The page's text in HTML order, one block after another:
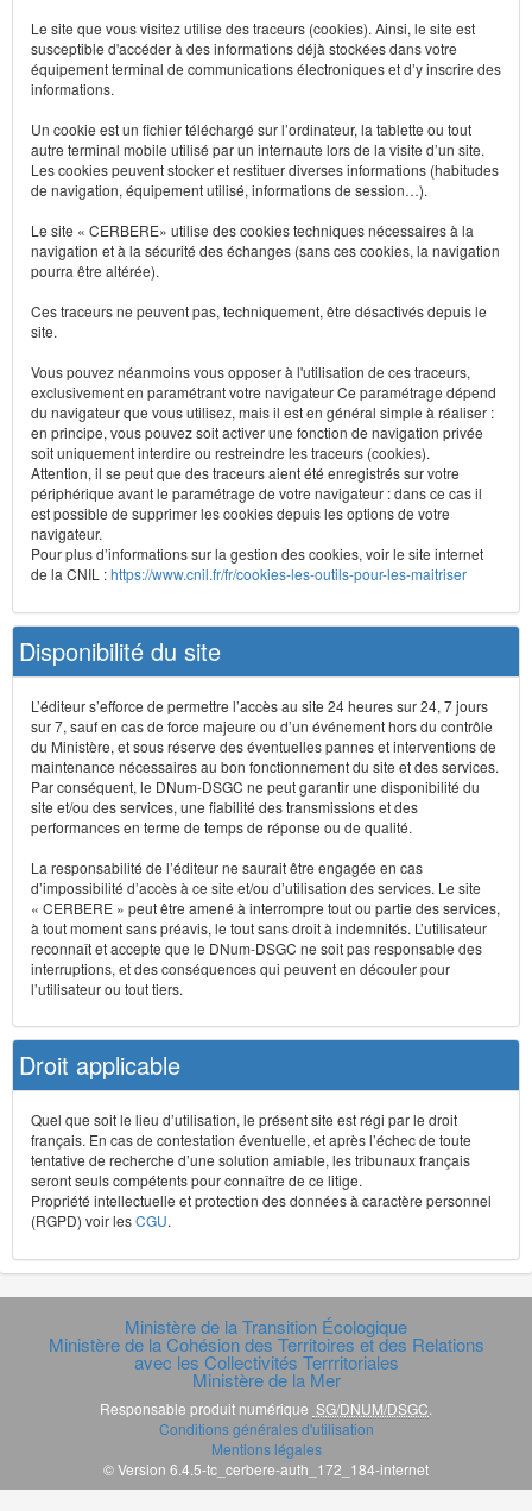
Le site que vous visitez utilise des traceurs (cookies). Ainsi, le site est
susceptible d'accéder à des informations déjà stockées dans votre
équipement terminal de communications électroniques et d’y inscrire des
informations.
Un cookie est un fichier téléchargé sur l’ordinateur, la tablette ou tout
autre terminal mobile utilisé par un internaute lors de la visite d’un site.
Les cookies peuvent stocker et restituer diverses informations (habitudes
de navigation, équipement utilisé, informations de session…).
Le site « CERBERE» utilise des cookies techniques nécessaires à la
navigation et à la sécurité des échanges (sans ces cookies, la navigation
pourra être altérée).
Ces traceurs ne peuvent pas, techniquement, être désactivés depuis le
site.
Vous pouvez néanmoins vous opposer à l'utilisation de ces traceurs,
exclusivement en paramétrant votre navigateur Ce paramétrage dépend
du navigateur que vous utilisez, mais il est en général simple à réaliser :
en principe, vous pouvez soit activer une fonction de navigation privée
soit uniquement interdire ou restreindre les traceurs (cookies).
Attention, il se peut que des traceurs aient été enregistrés sur votre
périphérique avant le paramétrage de votre navigateur : dans ce cas il
est possible de supprimer les cookies depuis les options de votre
navigateur.
Pour plus d’informations sur la gestion des cookies, voir le site internet
de la CNIL :https://www.cnil.fr/fr/cookies-les-outils-pour-les-maitriser
Disponibilité du site
L’éditeur s’efforce de permettre l’accès au site 24 heures sur 24, 7 jours
sur 7, sauf en cas de force majeure ou d’un événement hors du contrôle
du Ministère, et sous réserve des éventuelles pannes et interventions de
maintenance nécessaires au bon fonctionnement du site et des services.
Par conséquent, le DNum-DSGC ne peut garantir une disponibilité du
site et/ou des services, une fiabilité des transmissions et des
performances en terme de temps de réponse ou de qualité.
La responsabilité de l’éditeur ne saurait être engagée en cas
d’impossibilité d’accès à ce site et/ou d’utilisation des services. Le site
« CERBERE » peut être amené à interrompre tout ou partie des services,
à tout moment sans préavis, le tout sans droit à indemnités. L’utilisateur
reconnaît et accepte que le DNum-DSGC ne soit pas responsable des
interruptions, et des conséquences qui peuvent en découler pour
l’utilisateur ou tout tiers.
Droit applicable
Quel que soit le lieu d’utilisation, le présent site est régi par le droit
français. En cas de contestation éventuelle, et après l’échec de toute
tentative de recherche d’une solution amiable, les tribunaux français
seront seuls compétents pour connaître de ce litige.
Propriété intellectuelle et protection des données à caractère personnel
(RGPD) voir lesCGU.
Ministère de la Transition Écologique
Ministère de la Cohésion des Territoires et des Relations
avec les Collectivités Terrritoriales
Ministère de la Mer
Responsable produit numérique SG/DNUM/DSGC
Conditions générales d'utilisation
Mentions légales
© Version 6.4.5-tc_cerbere-auth_172_184-internet